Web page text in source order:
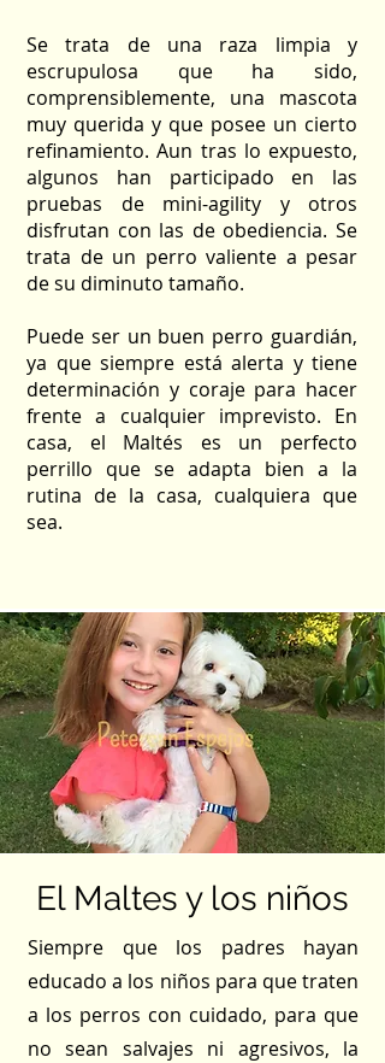
Se trata de una raza limpia y
escrupulosa que ha sido,
comprensiblemente, una mascota
muy querida y que posee un cierto
refinamiento. Aun tras lo expuesto,
algunos han participado en las
pruebas de mini-agility y otros
disfrutan con las de obediencia. Se
trata de un perro valiente a pesar
de su diminuto tamaño.
Puede ser un buen perro guardián,
ya que siempre está alerta y tiene
determinación y coraje para hacer
frente a cualquier imprevisto. En
casa, el Maltés es un perfecto
perrillo que se adapta bien a la
rutina de la casa, cualquiera que
sea.
El Maltes y los niños
Siempre que los padres hayan
educado a los niños para que traten
a los perros con cuidado, para que
no sean salvajes ni agresivos, la